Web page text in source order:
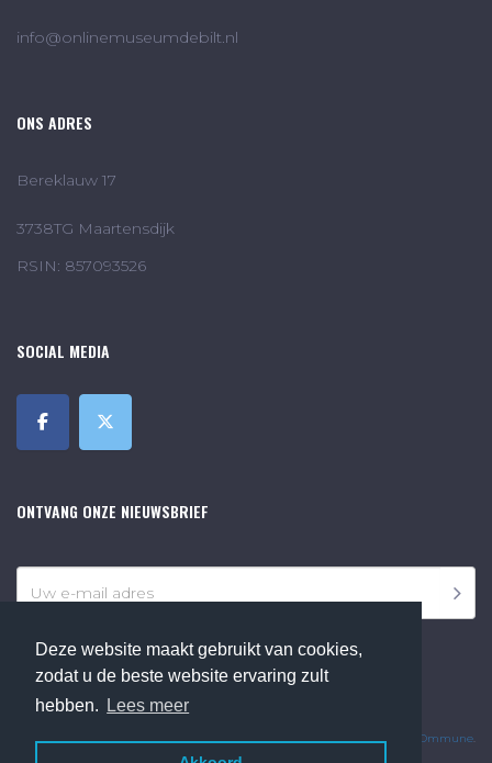
Deze website maakt gebruikt van cookies,
zodat u de beste website ervaring zult
hebben.
Lees meer
info@onlinemuseumdebilt.nl
ONS ADRES
Bereklauw 17
3738TG Maartensdijk
RSIN: 857093526
SOCIAL MEDIA
ONTVANG ONZE NIEUWSBRIEF
©2018 Online Museum de Bilt. Alle rechten voorbehouden.
Website Developed by
Ommune